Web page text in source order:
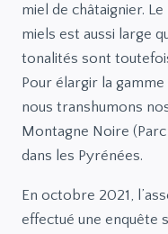
miel de châtaignier.
miels est aussi large
tonalités sont
Pour élargir la
nous transhumons
Montagne Noire
dans les Pyrénées.
En octobre 2021,
effectué une enquête